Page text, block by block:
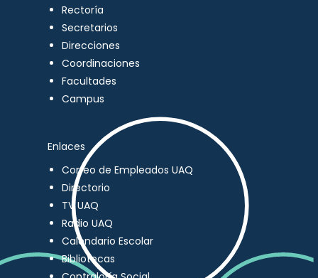
Rectoría
Secretarios
Direcciones
Coordinaciones
Facultades
Campus
Enlaces
Correo de Empleados UAQ
Directorio
TV UAQ
Radio UAQ
Calendario Escolar
Bibliotecas